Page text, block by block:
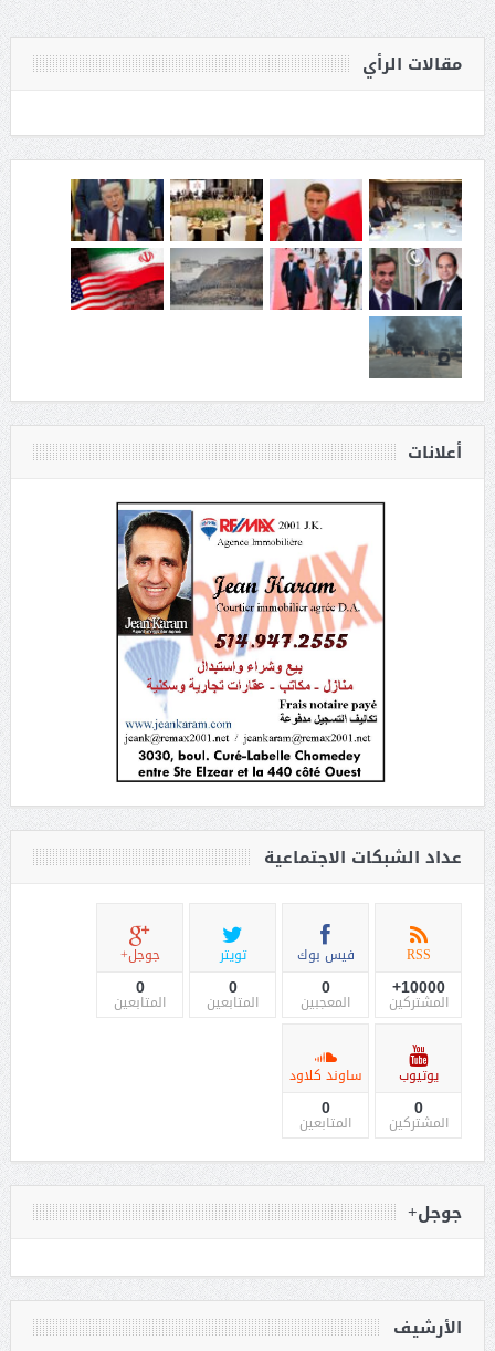
مقالات الرأي
أعلانات
عداد الشبكات الاجتماعية
RSS
10000+
المشتركين
فيس بوك
0
المعجبين
تويتر
0
المتابعين
جوجل+
0
المتابعين
يوتيوب
0
المشتركين
ساوند كلاود
0
المتابعين
جوجل+
الأرشيف